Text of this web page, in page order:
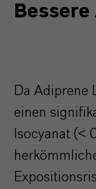
Da Adiprene
einen
Isocyanat (<